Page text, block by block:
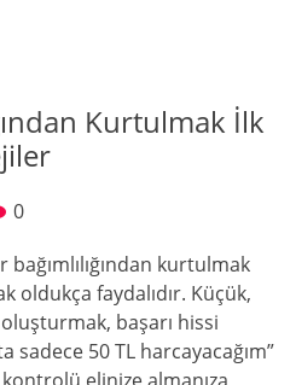
Kurtulmak İlk
0
bağımlılığından kurtulmak
oldukça faydalıdır. Küçük,
başarı hissi
sadece 50 TL harcayacağım”